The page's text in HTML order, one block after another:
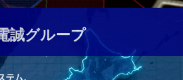
誠グループ